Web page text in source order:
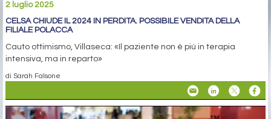
2 luglio 2025
CELSA CHIUDE IL 2024 IN PERDITA. POSSIBILE VENDITA DELLA
FILIALE POLACCA
Cauto ottimismo, Villaseca: «Il paziente non è più in terapia
intensiva, ma in reparto»
di Sarah Falsone